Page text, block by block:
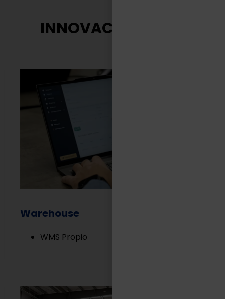
INNOVACIÓN TASA
Warehouse
WMS Propio